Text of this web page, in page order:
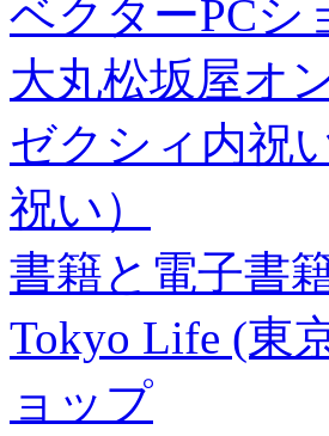
ベクターPCシ
大丸松坂屋オ
ゼクシィ内祝
祝い）
書籍と電子書
Tokyo Life (東
ョップ